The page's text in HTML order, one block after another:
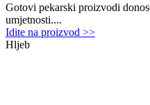
Gotovi pekarski proizvodi
umjetnosti....
Idite na proizvod >>
Hljeb